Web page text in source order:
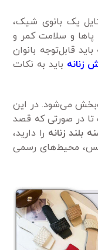
یک بانوی شیک،
پاها و سلامت کمر و
قابل‌توجه بانوان
زنانه باید به نکات
می‌شود. در این
در صورتی که قصد
بلند زنانه را دارید،
محیط‌های رسمی